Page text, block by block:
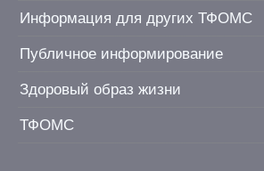
Информация для других ТФОМС
Публичное информирование
Здоровый образ жизни
ТФОМС